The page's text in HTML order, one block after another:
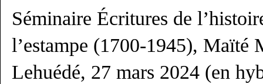
Séminaire Écritures de
l’estampe (1700-1945), Maïté
Lehuédé, 27 mars 2024 (en